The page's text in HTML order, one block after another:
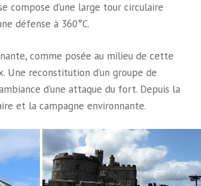
compose d’une large tour circulaire
défense à 360°C.
comme posée au milieu de cette
Une reconstitution d’un groupe de
d’une attaque du fort. Depuis la
et la campagne environnante.